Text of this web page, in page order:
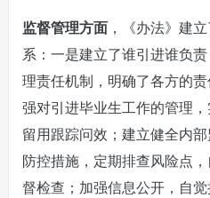
监督管理方面，《办法》建
系：一是建立了谁引进谁负
理责任机制，明确了各方的
强对引进毕业生工作的管理
留用跟踪问效；建立健全内
防控措施，定期排查风险点
督检查；加强信息公开，自